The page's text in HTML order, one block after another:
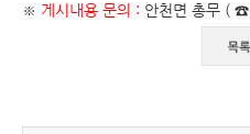
※ 게시내용 문의 : 안천면 총무 ( ☎